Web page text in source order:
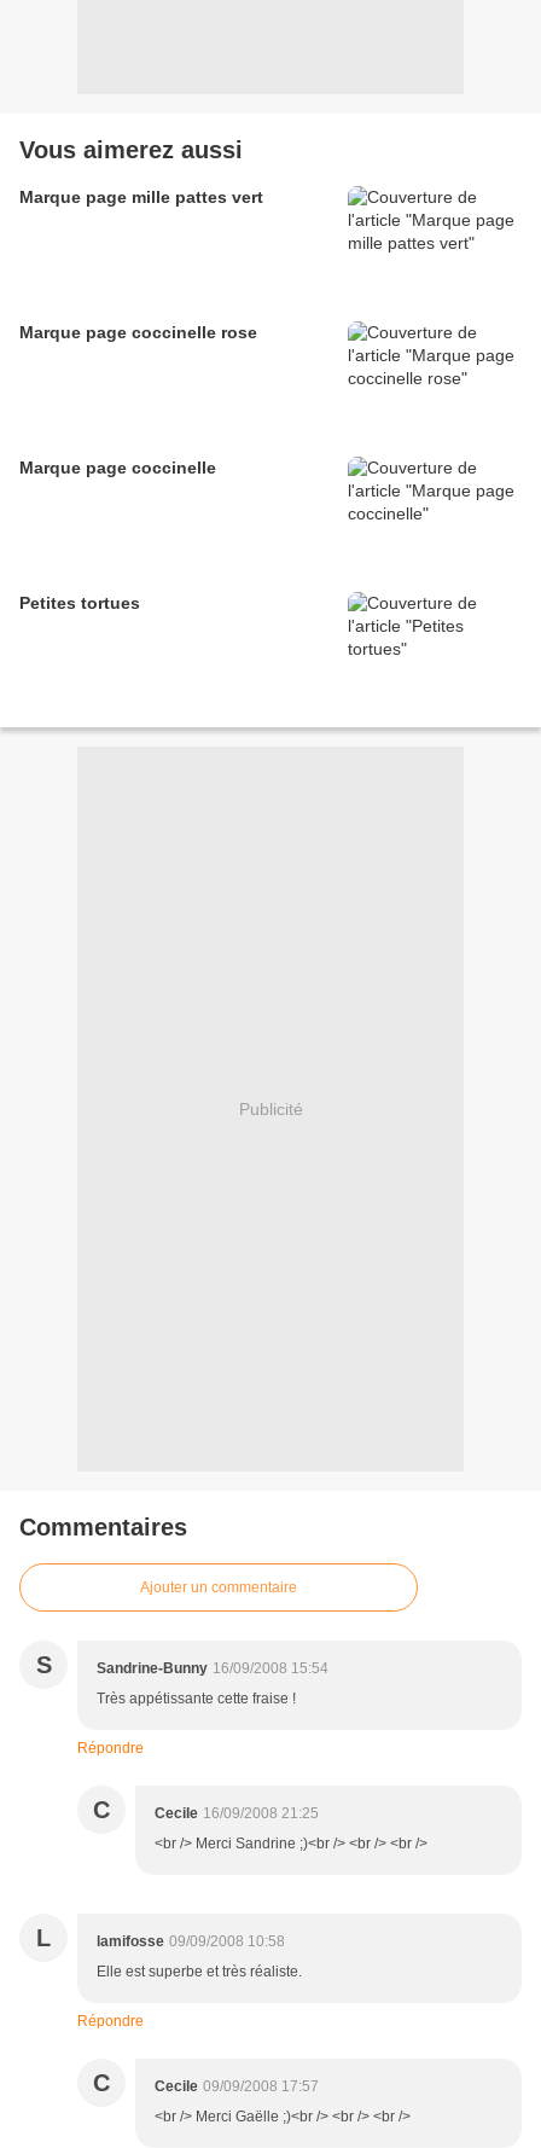
Vous aimerez aussi
Marque page mille pattes vert
Marque page coccinelle rose
Marque page coccinelle
Petites tortues
Publicité
Commentaires
Ajouter un commentaire
S Sandrine-Bunny 16/09/2008 15:54
Très appétissante cette fraise !
Répondre
C Cecile 16/09/2008 21:25
<br /> Merci Sandrine ;)<br /> <br /> <br />
L lamifosse 09/09/2008 10:58
Elle est superbe et très réaliste.
Répondre
C Cecile 09/09/2008 17:57
<br /> Merci Gaëlle ;)<br /> <br /> <br />